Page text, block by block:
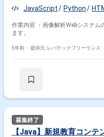
JavaScript
Python
作業内容 ・画像解析Webシステム
ます。
5年前・ 提供元: レバテックフリーランス
【Java】新規教育コン